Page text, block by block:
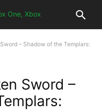
– Shadow of the Templars:
Sword –